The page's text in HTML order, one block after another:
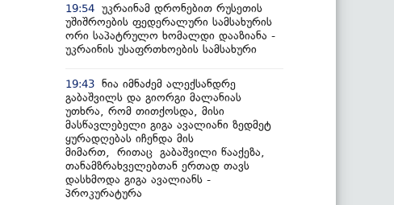
19:54 უკრაინამ დრონებით რუსეთის
უშიშროების ფედერალური სამსახურის
ორი საპატრულო ხომალდი დააზიანა -
უკრაინის უსაფრთხოების სამსახური
19:43 ნია იმნაძემ ალექსანდრე
გაბაშვილს და გიორგი მალანიას
უთხრა, რომ თითქოსდა, მისი
მასწავლებელი გიგა ავალიანი ზედმეტ
ყურადღებას იჩენდა მის
მიმართ, რითაც გაბაშვილი წააქეზა,
თანამზრახველებთან ერთად თავს
დასხმოდა გიგა ავალიანს -
პროკურატურა